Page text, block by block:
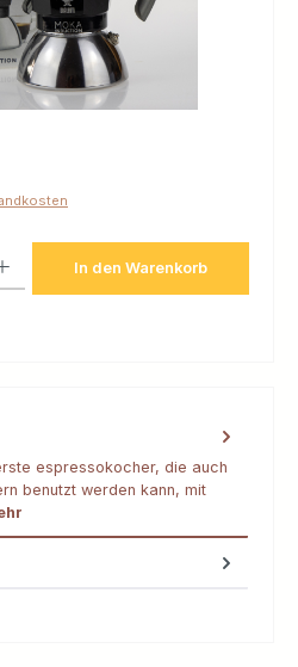
In den Warenkorb
espressokocher, die auch
benutzt werden kann, mit